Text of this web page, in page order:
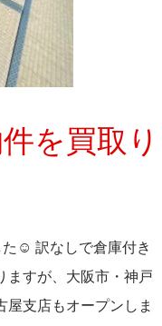
を買取り
☺ 訳なしで倉庫付き
ますが、大阪市・神戸
屋支店もオープンしま